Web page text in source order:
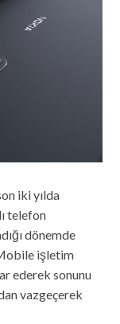
iki yılda
telefon
dönemde
işletim
ederek sonunu
vazgeçerek